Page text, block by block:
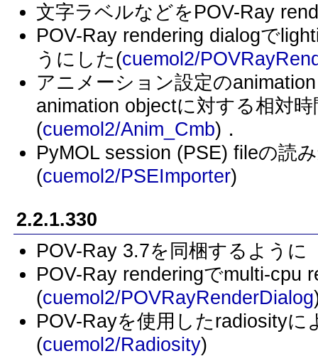
文字ラベルなどをPOV-Ray
POV-Ray rendering dialogで
うにした(cuemol2/
アニメーション設定の
animation objectに対する相対
(cuemol2/Anim_Cmb)．
PyMOL session (PSE) fileの読
(cuemol2/PSEImporter)
2.2.1.330
POV-Ray 3.7を同梱するように
POV-Ray renderingでmulti-cpu
(cuemol2/POVRayRenderDialog
POV-Rayを使用したradiosityに
(cuemol2/Radiosity)